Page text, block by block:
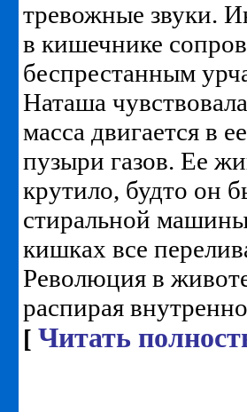
тревожные звуки.
в кишечнике
беспрестанным
Наташа
масса двигается в
пузыри газов. Ее
крутило, будто он
стиральной
кишках все
Революция в
распирая
[ Читать